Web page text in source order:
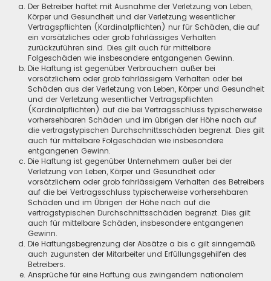
Der Betreiber haftet mit Ausnahme der Verletzung von Leben,
Körper und Gesundheit und der Verletzung wesentlicher
Vertragspflichten (Kardinalpflichten) nur für Schäden, die auf
ein vorsätzliches oder grob fahrlässiges Verhalten
zurückzuführen sind. Dies gilt auch für mittelbare
Folgeschäden wie insbesondere entgangenen Gewinn.
Die Haftung ist gegenüber Verbrauchern außer bei
vorsätzlichem oder grob fahrlässigem Verhalten oder bei
Schäden aus der Verletzung von Leben, Körper und Gesundheit
und der Verletzung wesentlicher Vertragspflichten
(Kardinalpflichten) auf die bei Vertragsschluss typischerweise
vorhersehbaren Schäden und im übrigen der Höhe nach auf
die vertragstypischen Durchschnittsschäden begrenzt. Dies gilt
auch für mittelbare Folgeschäden wie insbesondere
entgangenen Gewinn.
Die Haftung ist gegenüber Unternehmern außer bei der
Verletzung von Leben, Körper und Gesundheit oder
vorsätzlichem oder grob fahrlässigem Verhalten des Betreibers
auf die bei Vertragsschluss typischerweise vorhersehbaren
Schäden und im Übrigen der Höhe nach auf die
vertragstypischen Durchschnittsschäden begrenzt. Dies gilt
auch für mittelbare Schäden, insbesondere entgangenen
Gewinn.
Die Haftungsbegrenzung der Absätze a bis c gilt sinngemäß
auch zugunsten der Mitarbeiter und Erfüllungsgehilfen des
Betreibers.
Ansprüche für eine Haftung aus zwingendem nationalem